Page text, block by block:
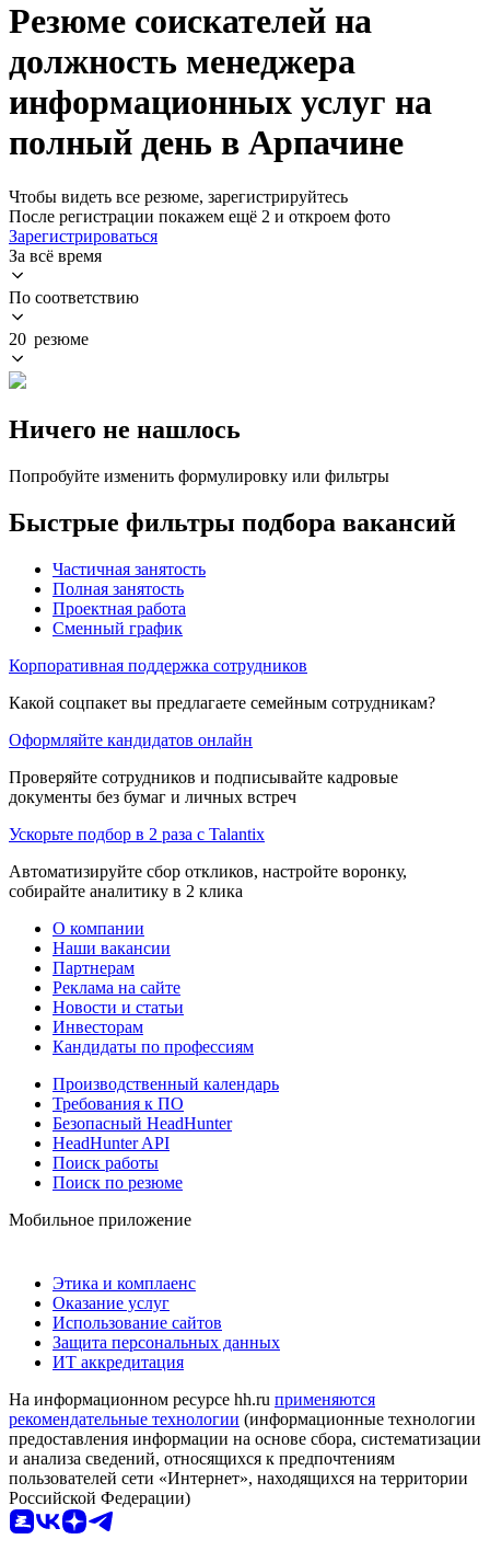
Резюме соискателей на
должность менеджера
информационных услуг на
полный день в Арпачине
Чтобы видеть все резюме, зарегистрируйтесь
После регистрации покажем ещё 2 и откроем фото
Зарегистрироваться
За всё время
По соответствию
20 резюме
Ничего не нашлось
Попробуйте изменить формулировку или фильтры
Быстрые фильтры подбора вакансий
Частичная занятость
Полная занятость
Проектная работа
Сменный график
Корпоративная поддержка сотрудников
Какой соцпакет вы предлагаете семейным сотрудникам?
Оформляйте кандидатов онлайн
Проверяйте сотрудников и подписывайте кадровые
документы без бумаг и личных встреч
Ускорьте подбор в 2 раза с Talantix
Автоматизируйте сбор откликов, настройте воронку,
собирайте аналитику в 2 клика
О компании
Наши вакансии
Партнерам
Реклама на сайте
Новости и статьи
Инвесторам
Кандидаты по профессиям
Производственный календарь
Требования к ПО
Безопасный HeadHunter
HeadHunter API
Поиск работы
Поиск по резюме
Мобильное приложение
Этика и комплаенс
Оказание услуг
Использование сайтов
Защита персональных данных
ИТ аккредитация
На информационном ресурсе hh.ru применяются
рекомендательные технологии (информационные технологии
предоставления информации на основе сбора, систематизации
и анализа сведений, относящихся к предпочтениям
пользователей сети «Интернет», находящихся на территории
Российской Федерации)